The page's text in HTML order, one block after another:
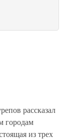
рассказал
городам
из трех